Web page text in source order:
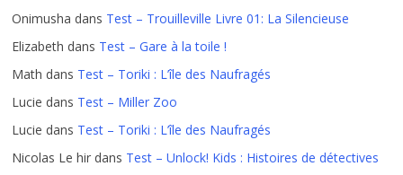
Onimusha dans Test – Trouilleville Livre 01: La Silencieuse
Elizabeth dans Test – Gare à la toile !
Math dans Test – Toriki : L’île des Naufragés
Lucie dans Test – Miller Zoo
Lucie dans Test – Toriki : L’île des Naufragés
Nicolas Le hir dans Test – Unlock! Kids : Histoires de détectives